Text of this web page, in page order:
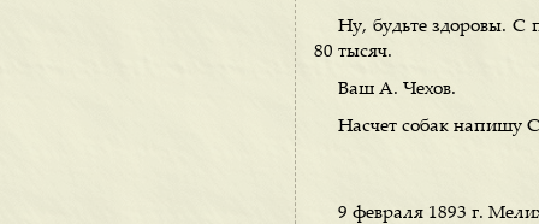
Ну, будьте здоровы. С
80 тысяч.
Ваш А. Чехов.
Насчет собак напишу
9 февраля 1893 г.